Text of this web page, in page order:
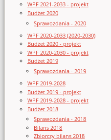
WPF 2021-2033 - projekt
Budżet 2020
Sprawozdania - 2020
WPF 2020-2033 (2020-2030)
Budżet 2020 - projekt
WPF 2020-2030 - projekt
Budżet 2019
Sprawozdania - 2019
WPF 2019-2028
Budżet 2019 - projekt
WPF 2019-2028 - projekt
Budżet 2018
Sprawozdania - 2018
Bilans 2018
Zbiorczy bilans 2018